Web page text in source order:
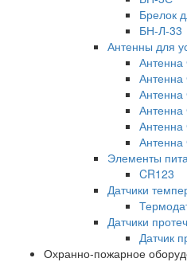
Брелок
БН-Л-33
Антенны для
Антенна
Антенна
Антенна
Антенна
Антенна
Антенна
Элементы
CR123
Датчики
Датчики
Датчик
Охранно-пожарное